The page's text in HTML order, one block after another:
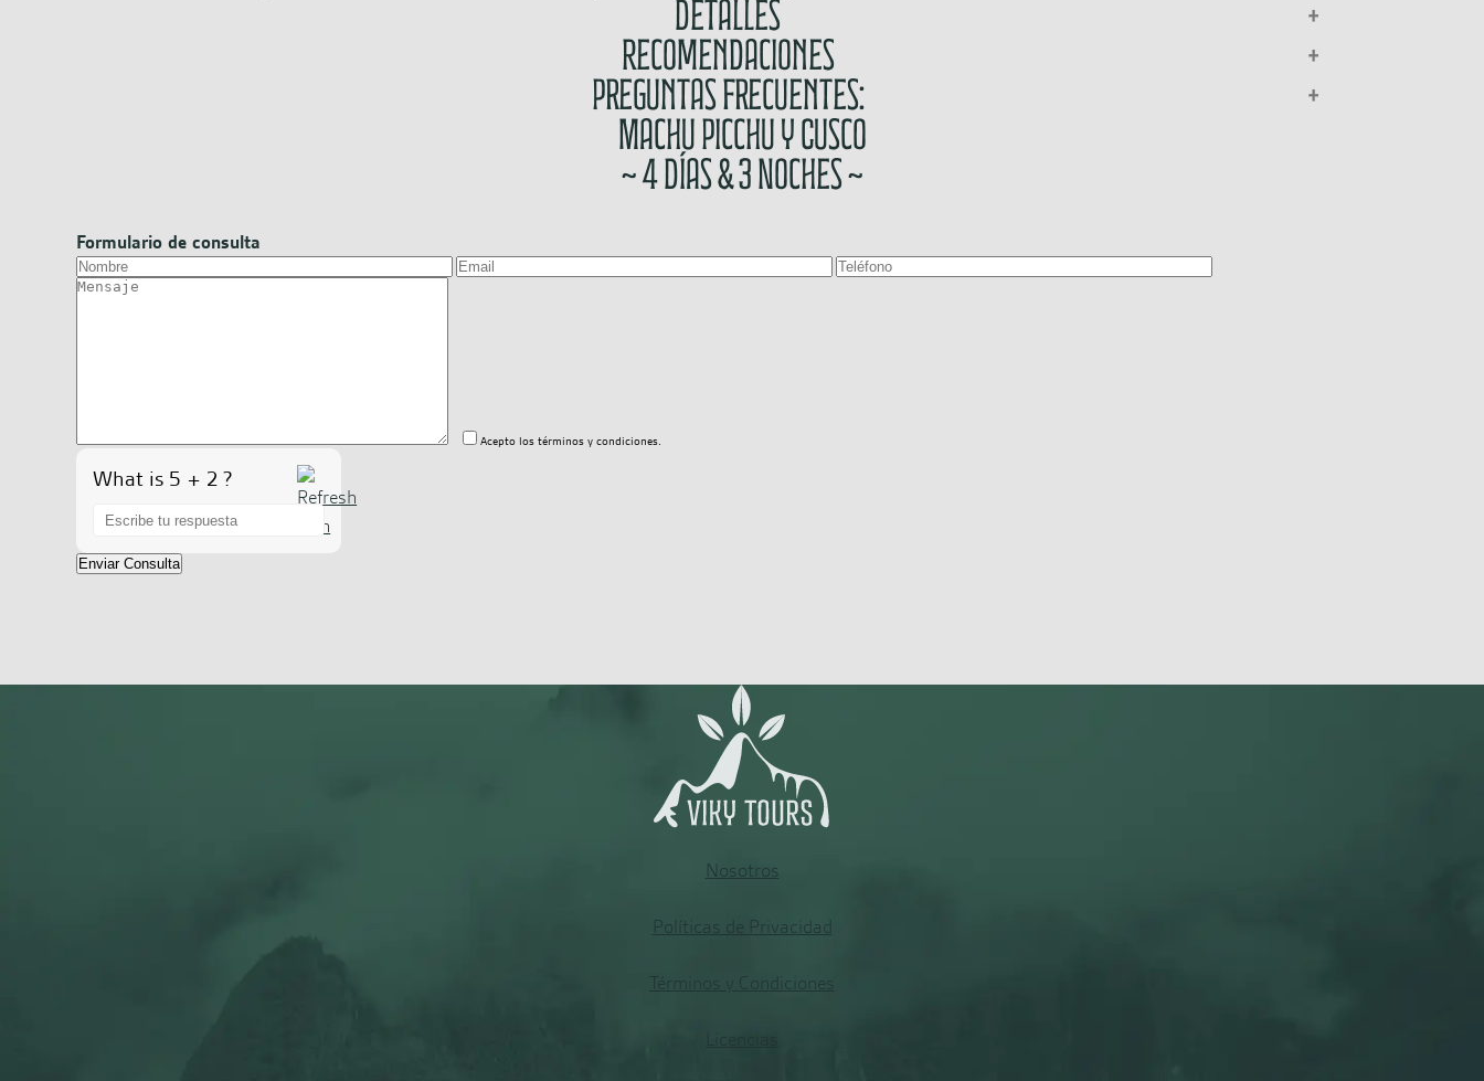
Detalles
Recomendaciones
Preguntas Frecuentes:
Machu Picchu y Cusco
~ 4 Días & 3 Noches ~
Formulario de consulta
Acepto los términos y condiciones.
What is 5 + 2 ?
for
2
Nosotros
Políticas de Privacidad
Términos y Condiciones